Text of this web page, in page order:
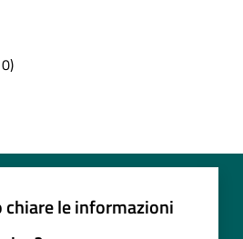
chiare le informazioni